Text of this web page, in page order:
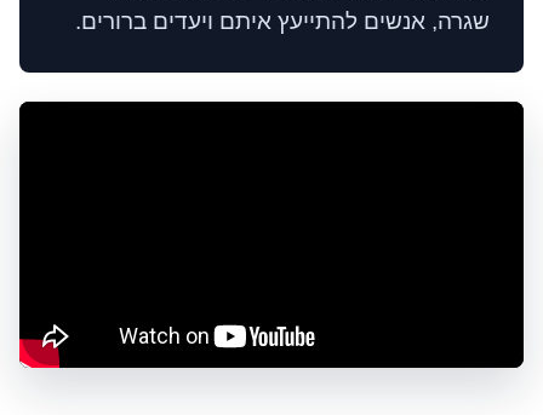
שגרה, אנשים להתייעץ איתם ויעדים ברורים.